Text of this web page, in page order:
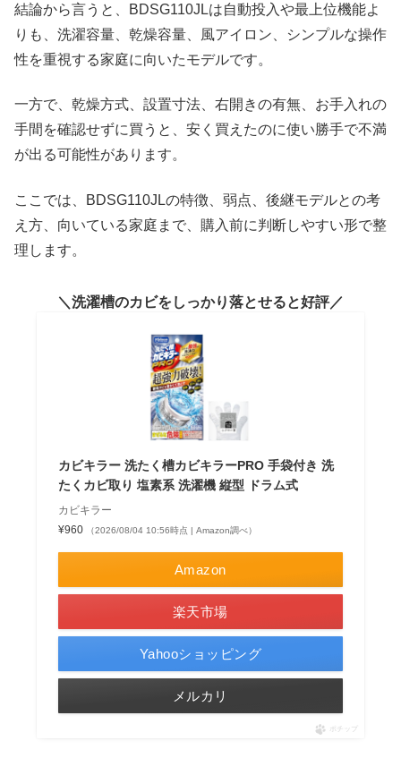
結論から言うと、BDSG110JLは自動投入や最上位機能よ
りも、洗濯容量、乾燥容量、風アイロン、シンプルな操作
性を重視する家庭に向いたモデルです。
一方で、乾燥方式、設置寸法、右開きの有無、お手入れの
手間を確認せずに買うと、安く買えたのに使い勝手で不満
が出る可能性があります。
ここでは、BDSG110JLの特徴、弱点、後継モデルとの考
え方、向いている家庭まで、購入前に判断しやすい形で整
理します。
洗濯槽のカビをしっかり落とせると好評
カビキラー 洗たく槽カビキラーPRO 手袋付き 洗
たくカビ取り 塩素系 洗濯機 縦型 ドラム式
カビキラー
¥960
（2026/08/04 10:56時点 | Amazon調べ）
Amazon
楽天市場
Yahooショッピング
メルカリ
ポチップ